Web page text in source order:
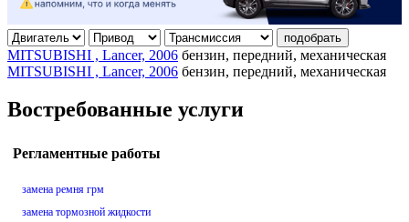
подобрать
MITSUBISHI , Lancer, 2006 бензин, передний, механическая
MITSUBISHI , Lancer, 2006 бензин, передний, механическая
Востребованные услуги
Регламентные работы
замена ремня грм
замена тормозной жидкости